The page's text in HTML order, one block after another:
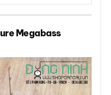
Megabass